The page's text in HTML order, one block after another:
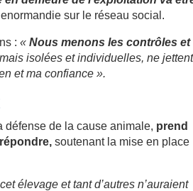
sur le réseau social.
:«Nous menons les contrôles et
isolées et individuelles, ne jettent
et ma confiance ».
défense de la cause animale, prend
soutenant la mise en place
élevage et tant d’autres n’auraient